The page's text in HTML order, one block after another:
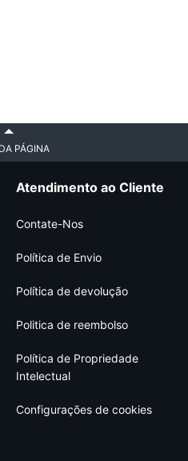
PÁGINA
Atendimento ao Cliente
Contate-Nos
Política de Envio
Política de devolução
Politica de reembolso
Política de Propriedade
Intelectual
Configurações de cookies